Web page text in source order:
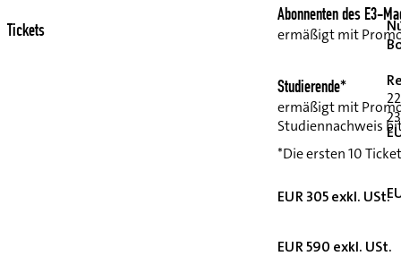
Abonnenten des E3-
ermäßigt mit
Studierende*
ermäßigt mit
Studiennachweis
*Die ersten 10
EUR 305 exkl. USt.
EUR 590 exkl. USt.
Tickets